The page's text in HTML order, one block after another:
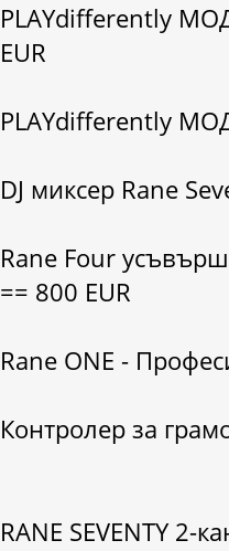
PLAYdifferently
EUR
PLAYdifferently
DJ миксер Rane
Rane Four
== 800 EUR
Rane ONE -
Контролер за
RANE SEVENTY 2-